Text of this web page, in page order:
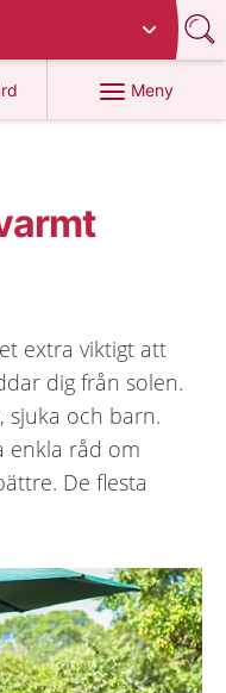
Meny
extra viktigt att
dig från solen.
sjuka och barn.
enkla råd om
De flesta